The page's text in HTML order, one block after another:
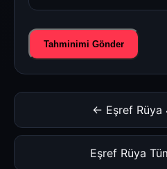
Tahminimi Gönder
← Eşref Rüya
Eşref Rüya